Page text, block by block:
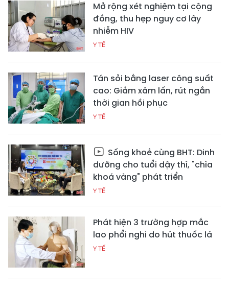
Mở rộng xét nghiệm tại cộng
đồng, thu hẹp nguy cơ lây
nhiễm HIV
Y TẾ
Tán sỏi bằng laser công suất
cao: Giảm xâm lấn, rút ngắn
thời gian hồi phục
Y TẾ
Sống khoẻ cùng BHT: Dinh
dưỡng cho tuổi dậy thì, "chìa
khoá vàng" phát triển
Y TẾ
Phát hiện 3 trường hợp mắc
lao phổi nghi do hút thuốc lá
Y TẾ